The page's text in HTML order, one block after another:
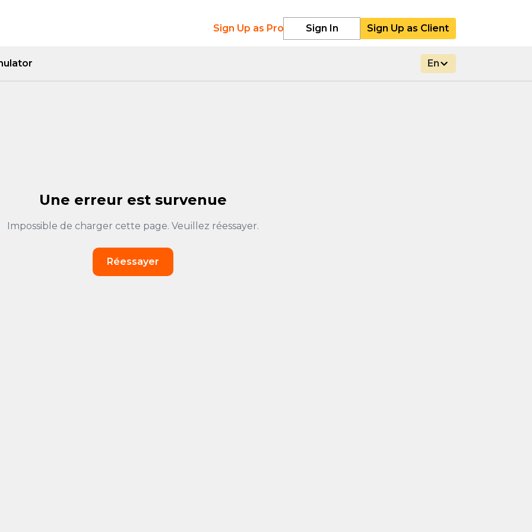
Sign Up as Pro Sign In Sign Up as Client
En
Une erreur est survenue
Impossible de charger cette page. Veuillez réessayer.
Réessayer